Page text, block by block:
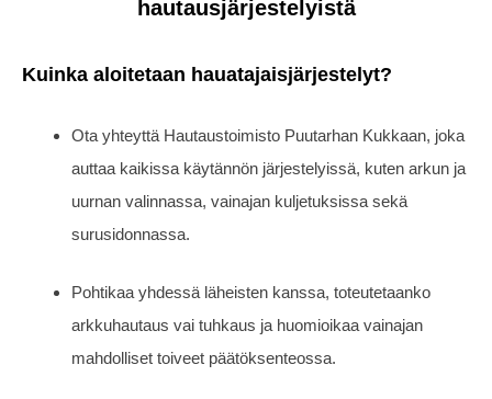
hautausjärjestelyistä
Kuinka aloitetaan hauatajaisjärjestelyt?
Ota yhteyttä Hautaustoimisto Puutarhan Kukkaan, joka
auttaa kaikissa käytännön järjestelyissä, kuten arkun ja
uurnan valinnassa, vainajan kuljetuksissa sekä
surusidonnassa.
Pohtikaa yhdessä läheisten kanssa, toteutetaanko
arkkuhautaus vai tuhkaus ja huomioikaa vainajan
mahdolliset toiveet päätöksenteossa.